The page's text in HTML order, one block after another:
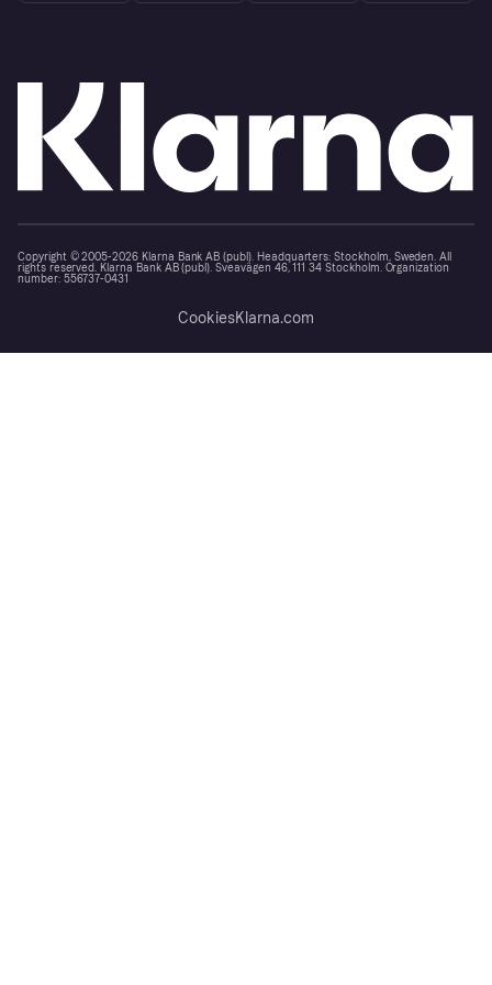
Copyright © 2005-2026 Klarna Bank AB (publ). Headquarters: Stockholm, Sweden. All
rights reserved. Klarna Bank AB (publ). Sveavägen 46, 111 34 Stockholm. Organization
number: 556737-0431
CookiesKlarna.com